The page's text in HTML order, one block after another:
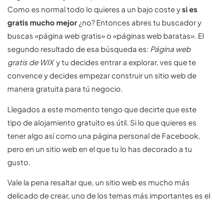
Como es normal todo lo quieres a un bajo coste ysi es
gratis mucho mejor ¿no? Entonces abres tu buscador y
buscas «página web gratis» o «páginas web baratas». El
segundo resultado de esa búsqueda es: Página web
gratis de WIX y tu decides entrar a explorar, ves que te
convence y decides empezar construir un sitio web de
manera gratuita para tú negocio.
Llegados a este momento tengo que decirte que este
tipo de alojamiento gratuito es útil. Si lo que quieres es
tener algo así como una página personal de Facebook,
pero en un sitio web en el que tu lo has decorado a tu
gusto.
Vale la pena resaltar que, un sitio web es mucho más
delicado de crear, uno de los temas más importantes es el